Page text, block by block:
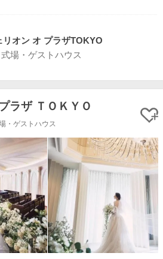
リオン オ プラザTOKYO
場・ゲストハウス
ラザ ＴＯＫＹＯ
・ゲストハウス